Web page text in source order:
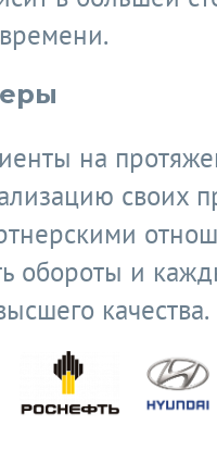
на
своих
обороты и
качества.